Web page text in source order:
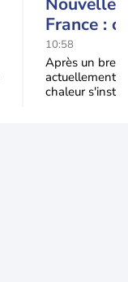
France :
10:58
Après un bref
actuellement,
chaleur